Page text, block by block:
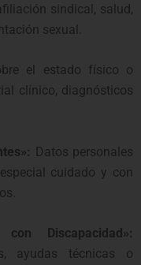
sindical, salud,
sexual.
el estado físico o
clínico, diagnósticos
Datos personales
cuidado y con
Discapacidad»:
ayudas técnicas o